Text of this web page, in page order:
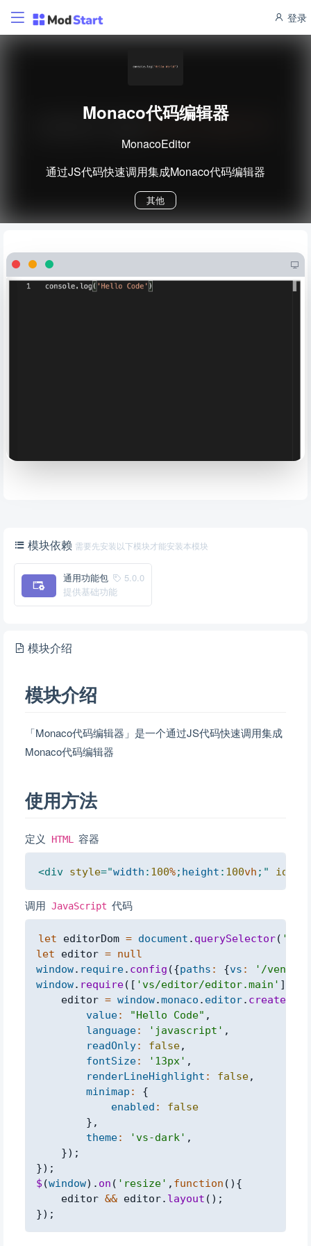
登录
Monaco代码编辑器
MonacoEditor
通过JS代码快速调用集成Monaco代码编辑器
其他
模块依赖 需要先安装以下模块才能安装本模块
5.0.0
通用功能包
提供基础功能
模块介绍
模块介绍
「Monaco代码编辑器」是一个通过JS代码快速调用集成
Monaco代码编辑器
使用方法
定义 HTML 容器
<div style="width : 100%; height : 100vh ; " id
Copy
调用 JavaScript 代码
let editorDom = document . querySelector(
let editor = null
window. require. config ({paths : {vs :
'/
window. require( [ 'vs/editor/editor.main' ]
    editor
= window.monaco . editor. create
value: "Hello Code" ,
language: 'javascript' ,
readOnly: false,
fontSize: '13px' ,
renderLineHighlight : false,
minimap :
{
enabled :
false
} ,
theme: 'vs-dark' ,
}) ;
}) ;
$ (window) . on ( 'resize' , function ( ) {
    editor
&& editor. layout ( ) ;
}) ;
Copy